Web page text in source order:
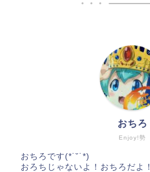
Enjoy!勢
おちろ
おちろです(*˙˘˙*)
おろちじゃないよ！おちろだよ！